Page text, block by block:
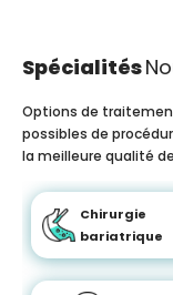
Spécialités
Options de
possibles de
la meilleure qualité
Chirurgie
bariatrique